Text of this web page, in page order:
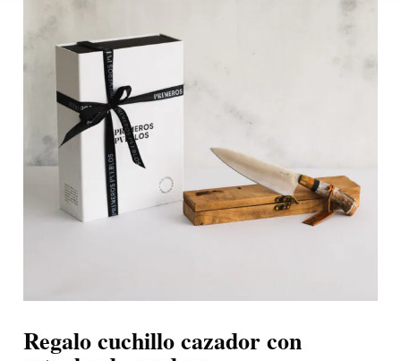
Regalo cuchillo cazador con